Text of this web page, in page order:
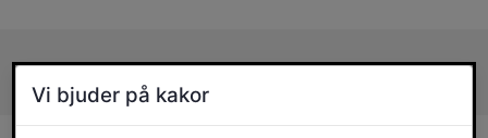
Sidans innehåll
Vi bjuder på kakor